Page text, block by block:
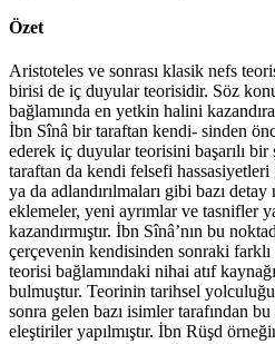
Özet
Aristoteles ve sonrası klasik nefs
birisi de iç duyular teorisidir. Söz
bağlamında en yetkin halini
İbn Sînâ bir taraftan kendi- sinden
ederek iç duyular teorisini başarılı
taraftan da kendi felsefi hassasiyetleri
ya da adlandırılmaları gibi bazı
eklemeler, yeni ayrımlar ve tasnifler
kazandırmıştır. İbn Sînâ’nın bu
çerçevenin kendisinden sonraki
teorisi bağlamındaki nihai atıf
bulmuştur. Teorinin tarihsel yolculuğu
sonra gelen bazı isimler tarafından
eleştiriler yapılmıştır. İbn Rüşd